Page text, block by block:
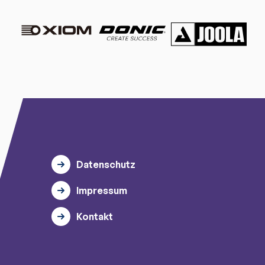
Datenschutz
Impressum
Kontakt